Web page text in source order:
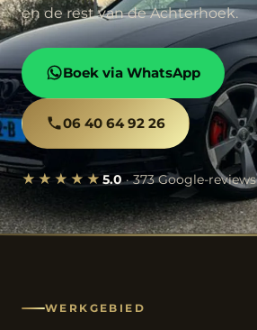
en de rest van de Achterhoek.
Boek via WhatsApp
06 40 64 92 26
★★★★★ 5.0· 373 Google-reviews
WERKGEBIED